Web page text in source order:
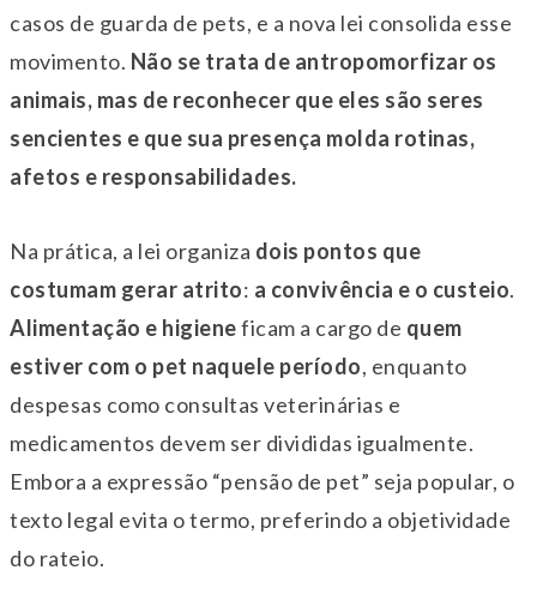
casos de guarda de pets, e a nova lei consolida esse
movimento. Não se trata de antropomorfizar os
animais, mas de reconhecer que eles são seres
sencientes e que sua presença molda rotinas,
afetos e responsabilidades.
Na prática, a lei organiza dois pontos que
costumam gerar atrito: a convivência e o custeio.
Alimentação e higieneficam a cargo de quem
estiver com o pet naquele período, enquanto
despesas como consultas veterinárias e
medicamentos devem ser divididas igualmente.
Embora a expressão “pensão de pet” seja popular, o
texto legal evita o termo, preferindo a objetividade
do rateio.